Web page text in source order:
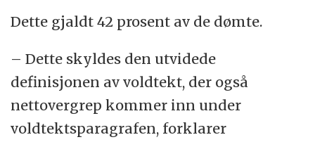
Siden 2010 har kriminalomsorgen
lengre enn 15 år.
(Kilde: KRUS)
Dette gjaldt 42 prosent av de dømte.
– Dette skyldes den utvidede
definisjonen av voldtekt, der også
nettovergrep kommer inn under
voldtektsparagrafen, forklarer